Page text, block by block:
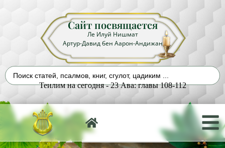
Сайт посвящается
Ле Илуй Нишмат
Артур-Давид бен Аарон-Андижан
Теилим на сегодня - 23 Ава: главы 108-112